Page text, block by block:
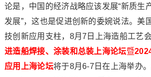
论是，中国的经济战略应该发展“新质生
发展”，这也是促进创新的委婉说法。美
技创新应用支柱，8月7日上海造船工艺会
进造船焊接、涂装和总装上海论坛暨
应用上海论坛将于8月6-7日在上海举办。